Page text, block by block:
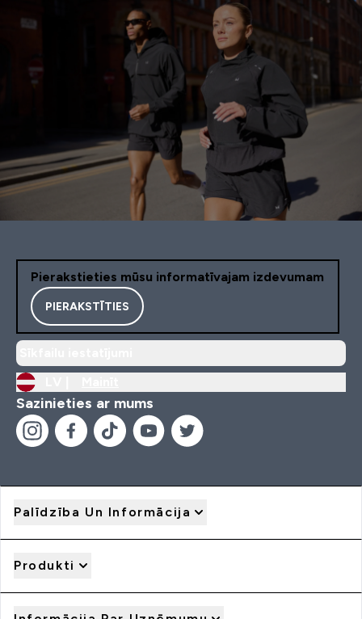
Pierakstieties mūsu informatīvajam izdevumam
PIERAKSTĪTIES
Sazinieties ar mums
Palīdzība Un Informācija
Produkti